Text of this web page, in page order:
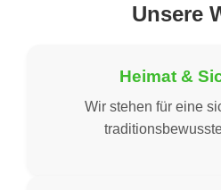
Unsere
Heimat &
Wir stehen für eine